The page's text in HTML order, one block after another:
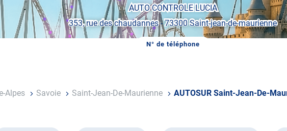
AUTO CONTROLE LUCIA
353, rue des chaudannes-73300 Saint-jean-de-maurienne
N° de téléphone
AFFICHER
CENTRE
Alpes Savoie Saint-Jean-De-Maurienne AUTOSUR Saint-Jean-De-